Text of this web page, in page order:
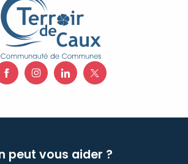
peut vous aider ?